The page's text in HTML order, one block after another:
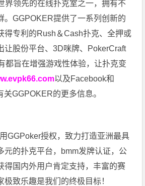
界领先的在线扑克室之一，拥有不
。GGPOKER提供了一系列创新的
得专利的Rush＆Cash扑克、全押或
让股份平台、3D咪牌、PokerCraft
都旨在增强游戏性体验，让扑克变
以及Facebook和
GGPOKER的更多信息。
GGPoker授权，致力打造亚洲最具
元的扑克平台，bmm发牌认证，公
得国内外用户肯定支持，丰富的赛
极致乐趣是我们的终极目标！